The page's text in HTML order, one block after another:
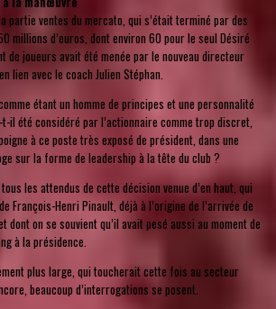
partie ventes du mercato, qui s’était terminé par des
millions d’euros, dont environ 60 pour le seul Désiré
de joueurs avait été menée par le nouveau directeur
lien avec le coach Julien Stéphan.
étant un homme de principes et une personnalité
il été considéré par l’actionnaire comme trop discret,
à ce poste très exposé de président, dans une
sur la forme de leadership à la tête du club ?
les attendus de cette décision venue d’en haut, qui
François-Henri Pinault, déjà à l’origine de l’arrivée de
dont on se souvient qu’il avait pesé aussi au moment de
à la présidence.
plus large, qui toucherait cette fois au secteur
beaucoup d’interrogations se posent.